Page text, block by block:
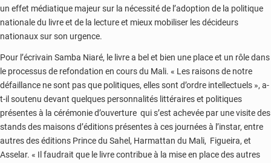
un effet médiatique majeur sur la nécessité de l’adoption de la politique
nationale du livre et de la lecture et mieux mobiliser les décideurs
nationaux sur son urgence.
Pour l’écrivain Samba Niaré, le livre a bel et bien une place et un rôle dans
le processus de refondation en cours du Mali. « Les raisons de notre
défaillance ne sont pas que politiques, elles sont d’ordre intellectuels », a-
t-il soutenu devant quelques personnalités littéraires et politiques
présentes à la cérémonie d’ouverture qui s’est achevée par une visite des
stands des maisons d’éditions présentes à ces journées à l’instar, entre
autres des éditions Prince du Sahel, Harmattan du Mali, Figueira, et
Asselar. « Il faudrait que le livre contribue à la mise en place des autres